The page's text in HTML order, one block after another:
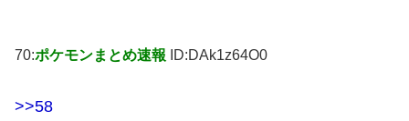
70:ポケモンまとめ速報 ID:DAk1z64O0
>>58